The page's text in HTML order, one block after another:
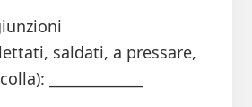
saldati, a pressare,
_____________